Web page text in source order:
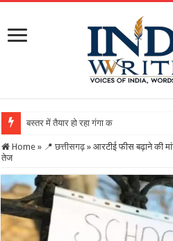
बस्तर में तैयार हो रहा गंगा कैलाशनाथ चतुर्मुख
Home » 📍 छत्तीसगढ़ » आरटीई फीस बढ़ाने की
तेज